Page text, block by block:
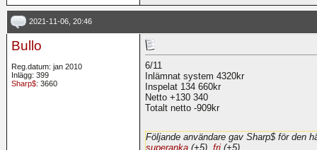
2021-11-06, 20:46
Bullo
Reg.datum: jan 2010
Inlägg: 399
Sharp$: 3660
6/11
Inlämnat system 4320kr
Inspelat 134 660kr
Netto +130 340
Totalt netto -909kr
Följande användare gav Sharp$ för den
superanka (+5), fri (+5)